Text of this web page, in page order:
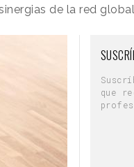
de la red global
que